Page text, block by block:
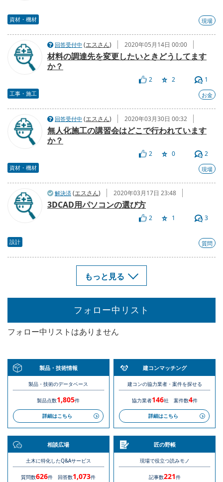
資材・機材 現場
回答受付中 (エスさん) 2020年05月14日 00:00
材料の調達先を変更したいときどうしてます
か？
2 2 1
工事・施工 お金
回答受付中 (エスさん) 2020年03月30日 00:32
無人化施工の講習会はどこで行われています
か？
2 0 2
資材・機材 現場
解決済 (エスさん) 2020年03月17日 23:48
3DCAD用パソコンの選び方
2 1 3
設計 質問
もっと見る
フォロー中リスト
フォロー中リストはありません
製品・技術情報
製品・技術のデータベース
製品点数1,805件
詳細はこちら
建コンマッチング
建コンの協力業者・案件を探せる
協力業者146社 案件数4件
詳細はこちら
相談広場
土木に特化したQ&Aサービス
質問数626件 回答数1,073件
匠の野帳
現場で役立つ読みモノ
記事数221件